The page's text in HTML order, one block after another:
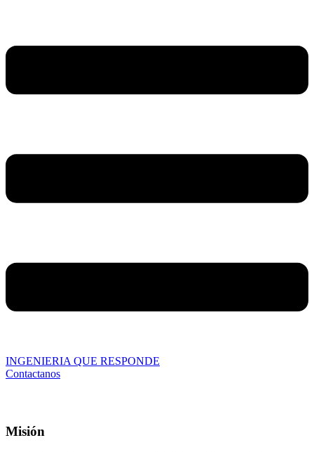
INGENIERIA QUE RESPONDE
Contactanos
Misión